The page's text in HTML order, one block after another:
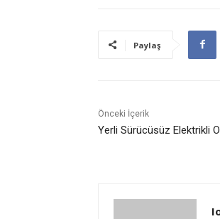
Paylaş
Önceki İçerik
Yerli Sürücüsüz Elektrikli